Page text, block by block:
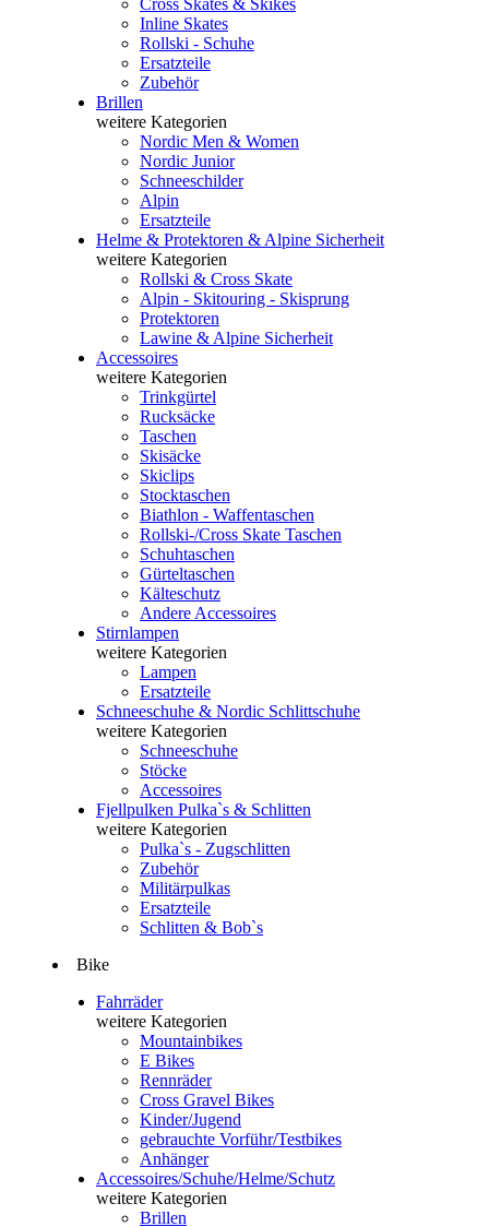
Cross Skates & Skikes
Inline Skates
Rollski - Schuhe
Ersatzteile
Zubehör
Brillen
weitere Kategorien
Nordic Men & Women
Nordic Junior
Schneeschilder
Alpin
Ersatzteile
Helme & Protektoren & Alpine Sicherheit
weitere Kategorien
Rollski & Cross Skate
Alpin - Skitouring - Skisprung
Protektoren
Lawine & Alpine Sicherheit
Accessoires
weitere Kategorien
Trinkgürtel
Rucksäcke
Taschen
Skisäcke
Skiclips
Stocktaschen
Biathlon - Waffentaschen
Rollski-/Cross Skate Taschen
Schuhtaschen
Gürteltaschen
Kälteschutz
Andere Accessoires
Stirnlampen
weitere Kategorien
Lampen
Ersatzteile
Schneeschuhe & Nordic Schlittschuhe
weitere Kategorien
Schneeschuhe
Stöcke
Accessoires
Fjellpulken Pulka`s & Schlitten
weitere Kategorien
Pulka`s - Zugschlitten
Zubehör
Militärpulkas
Ersatzteile
Schlitten & Bob`s
Bike
Fahrräder
weitere Kategorien
Mountainbikes
E Bikes
Rennräder
Cross Gravel Bikes
Kinder/Jugend
gebrauchte Vorführ/Testbikes
Anhänger
Accessoires/Schuhe/Helme/Schutz
weitere Kategorien
Brillen